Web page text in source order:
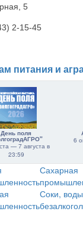
5
2-15-45
питания и
День поля
— 7 августа в
23:59
6
Сахарная
Соки,